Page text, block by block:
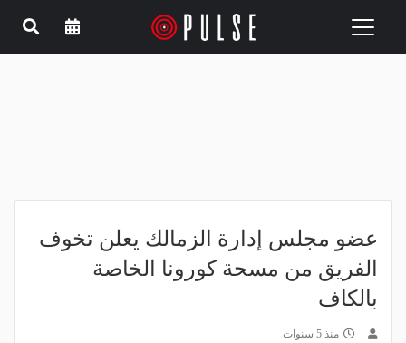
Toggle
عضو مجلس إدارة الزمالك يعلن تخوف
الفريق من مسحة كورونا الخاصة
بالكاف
منذ 5 سنوات